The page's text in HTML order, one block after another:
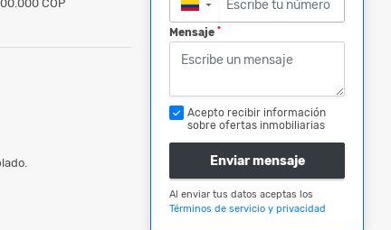
COP
▼
Mensaje *
Acepto recibir información
sobre ofertas inmobiliarias
Enviar mensaje
Al enviar tus datos aceptas los
Términos de servicio y privacidad